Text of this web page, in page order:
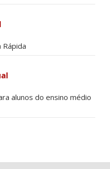
Rápida
alunos do ensino médio